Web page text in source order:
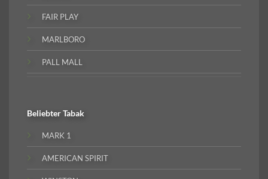
FAIR PLAY
MARLBORO
PALL MALL
BeliebterTabak
MARK 1
AMERICAN SPIRIT